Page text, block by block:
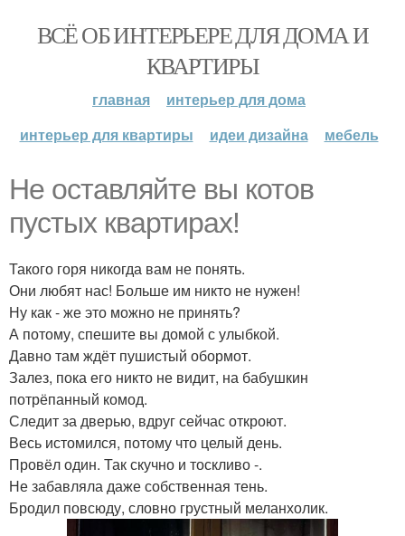
ВСЁ ОБ ИНТЕРЬЕРЕ ДЛЯ ДОМА И
КВАРТИРЫ
главная
интерьер для дома
интерьер для квартиры
идеи дизайна мебель
Не оставляйте вы котов
пустых квартирах!
Такого горя никогда вам не понять.
Они любят нас! Больше им никто не нужен!
Ну как - же это можно не принять?
А потому, спешите вы домой с улыбкой.
Давно там ждёт пушистый обормот.
Залез, пока его никто не видит, на бабушкин
потрёпанный комод.
Следит за дверью, вдруг сейчас откроют.
Весь истомился, потому что целый день.
Провёл один. Так скучно и тоскливо -.
Не забавляла даже собственная тень.
Бродил повсюду, словно грустный меланхолик.